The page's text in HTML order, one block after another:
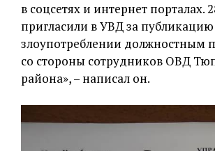
в соцсетях и интернет порталах.
пригласили в УВД за
злоупотреблении должностным
со стороны сотрудников ОВД
района», – написал он.